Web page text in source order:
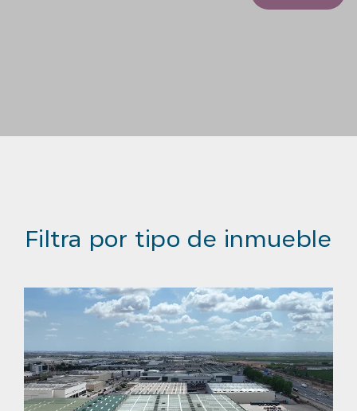
Filtra por tipo de inmueble